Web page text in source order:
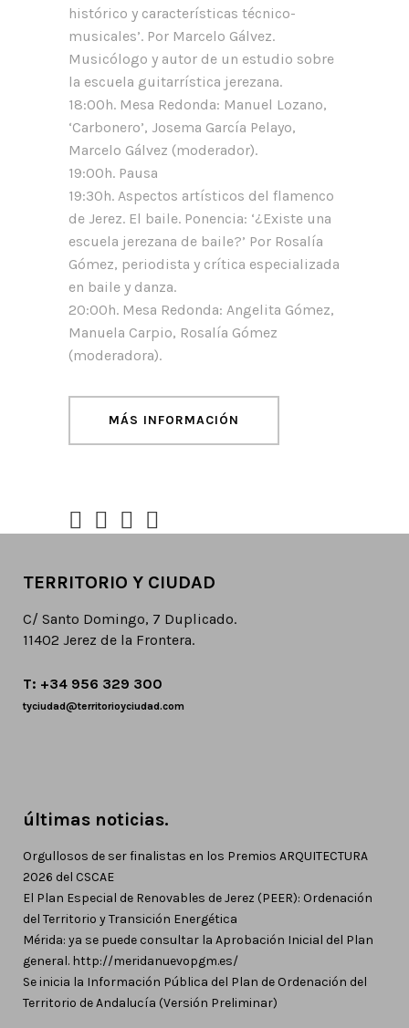
histórico y características técnico-
musicales’. Por Marcelo Gálvez.
Musicólogo y autor de un estudio sobre
la escuela guitarrística jerezana.
18:00h. Mesa Redonda: Manuel Lozano,
‘Carbonero’, Josema García Pelayo,
Marcelo Gálvez (moderador).
19:00h. Pausa
19:30h. Aspectos artísticos del flamenco
de Jerez. El baile. Ponencia: ‘¿Existe una
escuela jerezana de baile?’ Por Rosalía
Gómez, periodista y crítica especializada
en baile y danza.
20:00h. Mesa Redonda: Angelita Gómez,
Manuela Carpio, Rosalía Gómez
(moderadora).
MÁS INFORMACIÓN
TERRITORIO Y CIUDAD
C/ Santo Domingo, 7 Duplicado.
11402 Jerez de la Frontera.
T: +34 956 329 300
tyciudad@territorioyciudad.com
últimas noticias.
Orgullosos de ser finalistas en los Premios ARQUITECTURA
2026 del CSCAE
El Plan Especial de Renovables de Jerez (PEER): Ordenación
del Territorio y Transición Energética
Mérida: ya se puede consultar la Aprobación Inicial del Plan
general. http://meridanuevopgm.es/
Se inicia la Información Pública del Plan de Ordenación del
Territorio de Andalucía (Versión Preliminar)